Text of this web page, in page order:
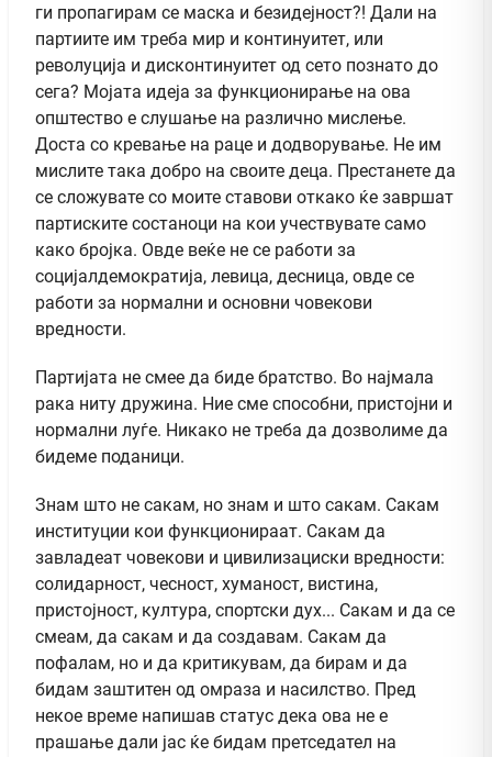
ги пропагирам се маска и безидејност?! Дали на
партиите им треба мир и континуитет, или
револуција и дисконтинуитет од сето познато до
сега? Мојата идеја за функционирање на ова
општество е слушање на различно мислење.
Доста со кревање на раце и додворување. Не им
мислите така добро на своите деца. Престанете да
се сложувате со моите ставови откако ќе завршат
партиските состаноци на кои учествувате само
како бројка. Овде веќе не се работи за
социјалдемократија, левица, десница, овде се
работи за нормални и основни човекови
вредности.
Партијата не смее да биде братство. Во најмала
рака ниту дружина. Ние сме способни, пристојни и
нормални луѓе. Никако не треба да дозволиме да
бидеме поданици.
Знам што не сакам, но знам и што сакам. Сакам
институции кои функционираат. Сакам да
завладеат човекови и цивилизациски вредности:
солидарност, чесност, хуманост, вистина,
пристојност, култура, спортски дух... Сакам и да се
смеам, да сакам и да создавам. Сакам да
пофалам, но и да критикувам, да бирам и да
бидам заштитен од омраза и насилство. Пред
некое време напишав статус дека ова не е
прашање дали јас ќе бидам претседател на